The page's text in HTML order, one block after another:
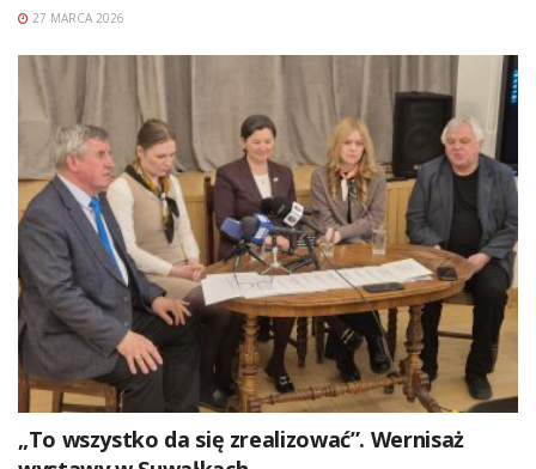
27 MARCA 2026
„To wszystko da się zrealizować”. Wernisaż